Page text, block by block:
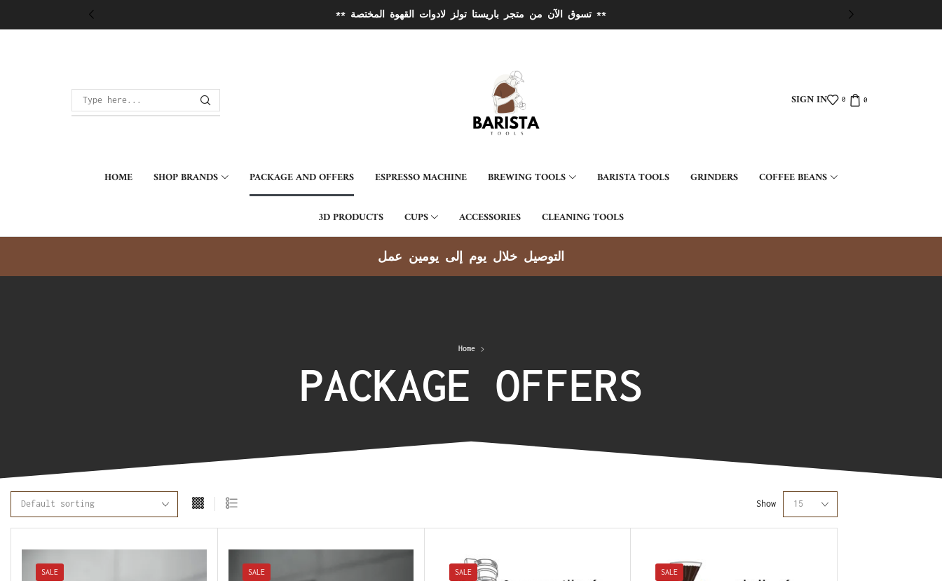
** تسوق الآن من متجر باريستا تولز لادوات القهوة المختصة **
SIGN IN 0 0
HOME SHOP BRANDS PACKAGE AND OFFERS ESPRESSO MACHINE BREWING TOOLS BARISTA TOOLS GRINDERS COFFEE BEANS
3D PRODUCTS CUPS ACCESSORIES CLEANING TOOLS
توصيل جميع مناطق الكويت
Home
PACKAGE OFFERS
Show
SALE SALE SALE SALE